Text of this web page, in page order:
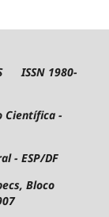
ISSN 1980-
Científica -
- ESP/DF
Bloco